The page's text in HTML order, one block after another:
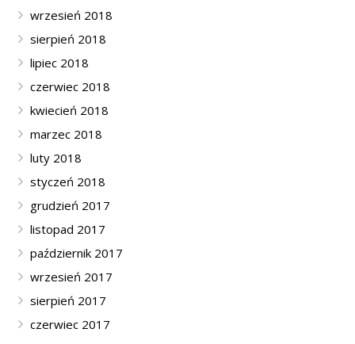
wrzesień 2018
sierpień 2018
lipiec 2018
czerwiec 2018
kwiecień 2018
marzec 2018
luty 2018
styczeń 2018
grudzień 2017
listopad 2017
październik 2017
wrzesień 2017
sierpień 2017
czerwiec 2017